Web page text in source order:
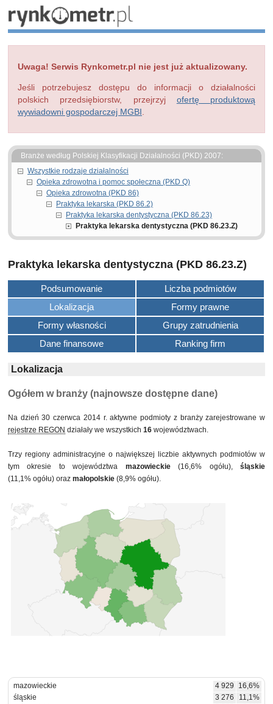
Uwaga! Serwis Rynkometr.pl nie jest już aktualizowany.
Jeśli potrzebujesz dostępu do informacji o działalności
polskich przedsiębiorstw, przejrzyj ofertę produktową
wywiadowni gospodarczej MGBI
Branże według Polskiej Klasyfikacji Działalności (PKD) 2007:
Wszystkie rodzaje działalności
Opieka zdrowotna i pomoc społeczna (PKD Q)
Opieka zdrowotna (PKD 86)
Praktyka lekarska (PKD 86.2)
Praktyka lekarska dentystyczna (PKD 86.23)
Praktyka lekarska dentystyczna (PKD 86.23.Z)
Praktyka lekarska dentystyczna (PKD 86.23.Z)
Podsumowanie
Liczba podmiotów
Lokalizacja
Formy prawne
Formy własności
Grupy zatrudnienia
Dane finansowe
Ranking firm
Lokalizacja
Ogółem w branży (najnowsze dostępne dane)
Na dzień 30 czerwca 2014 r. aktywne podmioty z branży zarejestrowane w
rejestrze REGON działały we wszystkich 16 województwach.
Trzy regiony administracyjne o największej liczbie aktywnych podmiotów w
tym okresie to województwa mazowieckie(16,6% ogółu),śląskie
(11,1% ogółu) oraz małopolskie (8,9% ogółu).
mazowieckie 4 929
16,6%
śląskie
3 276
11,1%